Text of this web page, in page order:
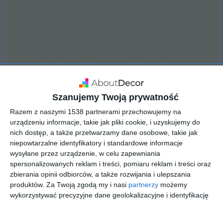
Szanujemy Twoją prywatność
Razem z naszymi 1538 partnerami przechowujemy na
urządzeniu informacje, takie jak pliki cookie, i uzyskujemy do
nich dostęp, a także przetwarzamy dane osobowe, takie jak
niepowtarzalne identyfikatory i standardowe informacje
wysyłane przez urządzenie, w celu zapewniania
spersonalizowanych reklam i treści, pomiaru reklam i treści oraz
zbierania opinii odbiorców, a także rozwijania i ulepszania
produktów. Za Twoją zgodą my i nasi partnerzy możemy
wykorzystywać precyzyjne dane geolokalizacyjne i identyfikację
INSPIRACJA
Jadalnia z widokiem na
kuchnię
Aranżacja jadalni z widokiem na kuchnię.
AUTOR:Studio Dwa Kolory